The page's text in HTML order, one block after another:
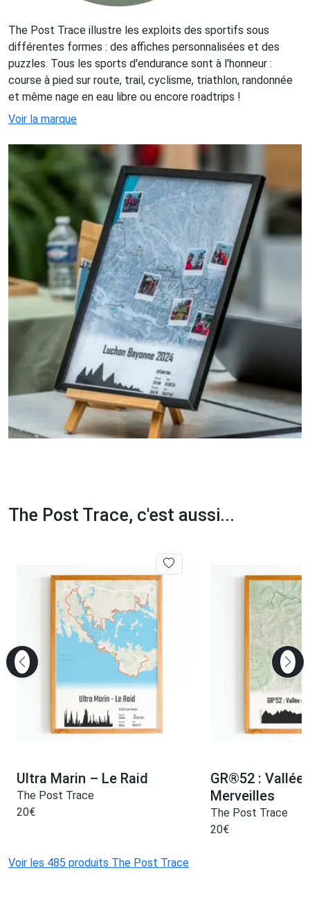
The Post Trace illustre les exploits des sportifs sous
différentes formes : des affiches personnalisées et des
puzzles. Tous les sports d'endurance sont à l'honneur :
course à pied sur route, trail, cyclisme, triathlon, randonnée
et même nage en eau libre ou encore roadtrips !
Voir la marque
The Post Trace, c'est aussi...
Ultra Marin – Le Raid
The Post Trace
20€
GR®52 : Vallée
Merveilles
The Post Trace
20€
Voir les 485 produits The Post Trace